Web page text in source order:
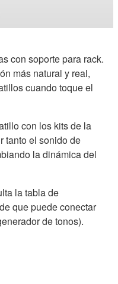
con soporte para rack.
más natural y real,
cuando toque el
con los kits de la
tanto el sonido de
la dinámica del
la tabla de
que puede conectar
de tonos).